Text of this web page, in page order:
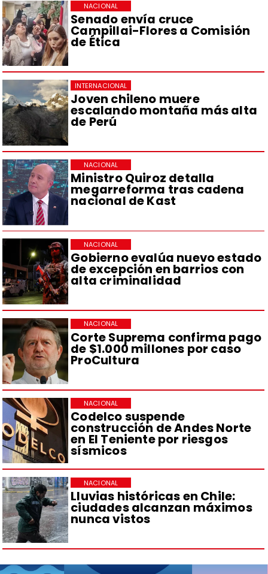
Senado envía cruce
Campillai-Flores a Comisión
de Ética
NACIONAL
Joven chileno muere
escalando montaña más alta
de Perú
INTERNACIONAL
Ministro Quiroz detalla
megarreforma tras cadena
nacional de Kast
NACIONAL
Gobierno evalúa nuevo estado
de excepción en barrios con
alta criminalidad
NACIONAL
Corte Suprema confirma pago
de $1.000 millones por caso
ProCultura
NACIONAL
Codelco suspende
construcción de Andes Norte
en El Teniente por riesgos
sísmicos
NACIONAL
Lluvias históricas en Chile:
ciudades alcanzan máximos
nunca vistos
NACIONAL